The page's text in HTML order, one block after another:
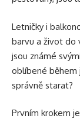
Letničky i
barvu a život do
jsou známé
oblíbené během
správně starat?
Prvním krokem